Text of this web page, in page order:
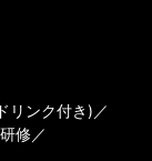
リンク付き)
修